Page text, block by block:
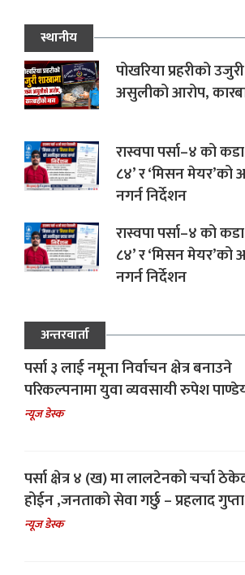
स्थानीय
पोखरिया प्रहरीको
असुलीको आरोप,
रास्वपा पर्सा–४ को
८४’ र ‘मिसन मेयर’को
नगर्न निर्देशन
रास्वपा पर्सा–४ को
८४’ र ‘मिसन मेयर’को
नगर्न निर्देशन
अन्तरवार्ता
पर्सा ३ लाई नमूना निर्वाचन क्षेत्र बनाउने
परिकल्पनामा युवा व्यवसायी रुपेश
न्यूज डेस्क
पर्सा क्षेत्र ४ (ख) मा लालटेनको चर्चा
होईन ,जनताको सेवा गर्छु – प्रहलाद गुप्ता
न्यूज डेस्क